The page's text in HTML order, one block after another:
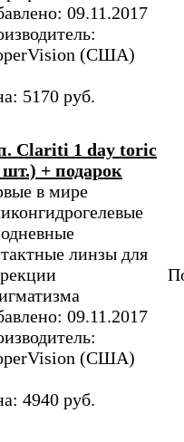
09.11.2017
(США)
5170 руб.
Clariti 1 day toric
+ подарок
в мире
линзы для
09.11.2017
(США)
4940 руб.